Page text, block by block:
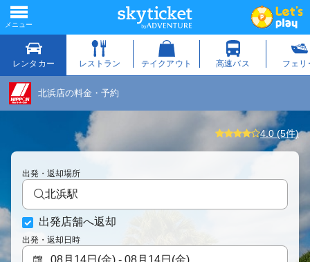
北浜店の料金・予約
4.0 (5件)
出発・返却場所
北浜駅
出発店舗へ返却
出発・返却日時